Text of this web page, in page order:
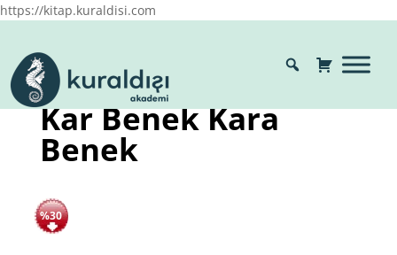
https://kitap.kuraldisi.com
Kar Benek Kara
Benek
%30